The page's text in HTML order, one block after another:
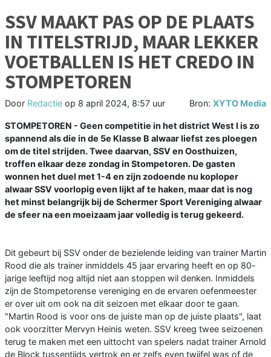
SSV MAAKT PAS OP DE PLAATS
IN TITELSTRIJD, MAAR LEKKER
VOETBALLEN IS HET CREDO IN
STOMPETOREN
Door Redactie op 8 april 2024, 8:57 uur Bron: XYTO Media
STOMPETOREN - Geen competitie in het district West I is zo
spannend als die in de 5e Klasse B alwaar liefst zes ploegen
om de titel strijden. Twee daarvan, SSV en Oosthuizen,
troffen elkaar deze zondag in Stompetoren. De gasten
wonnen het duel met 1-4 en zijn zodoende nu koploper
alwaar SSV voorlopig even lijkt af te haken, maar dat is nog
het minst belangrijk bij de Schermer Sport Vereniging alwaar
de sfeer na een moeizaam jaar volledig is terug gekeerd.
Dit gebeurt bij SSV onder de bezielende leiding van trainer Martin
Rood die als trainer inmiddels 45 jaar ervaring heeft en op 80-
jarige leeftijd nog altijd niet aan stoppen wil denken. Inmiddels
zijn de Stompetorense vereniging en de ervaren oefenmeester
er over uit om ook na dit seizoen met elkaar door te gaan.
"Martin Rood is voor ons de juiste man op de juiste plaats", laat
ook voorzitter Mervyn Heinis weten. SSV kreeg twee seizoenen
terug te maken met een uittocht van spelers nadat trainer Arnold
de Block tussentijds vertrok en er zelfs even twijfel was of de